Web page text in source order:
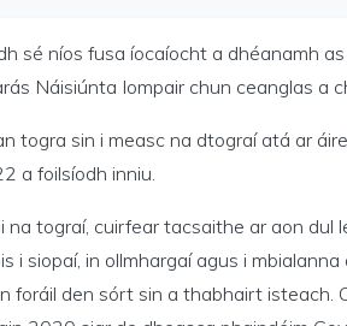
sé níos fusa íocaíocht a dhéanamh
Náisiúnta Iompair chun ceanglas a
togra sin i measc na dtograí atá ar
a foilsíodh inniu.
na tograí, cuirfear tacsaithe ar aon dul
i siopaí, in ollmhargaí agus i
foráil den sórt sin a thabhairt isteach.